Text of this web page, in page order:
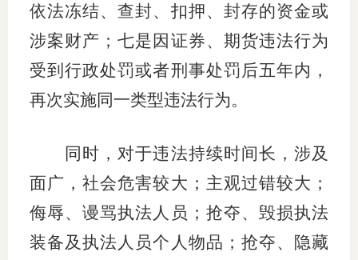
图片新
依法冻结、查封、扣押、封存的资金或
涉案财产；七是因证券、期货违法行为
受到行政处罚或者刑事处罚后五年内，
再次实施同一类型违法行为。
同时，对于违法持续时间长，涉及
面广，社会危害较大；主观过错较大；
侮辱、谩骂执法人员；抢夺、毁损执法
装备及执法人员个人物品；抢夺、隐藏